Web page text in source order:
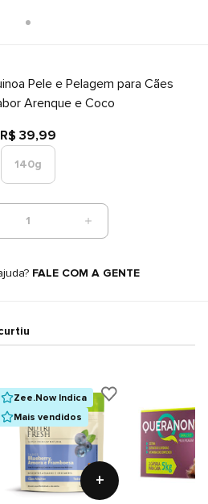
Pele e Pelagem para Cães
Arenque e Coco
R$ 39,99
140g
1
FALE COM A GENTE
Zee.Now Indica
Mais vendidos
+